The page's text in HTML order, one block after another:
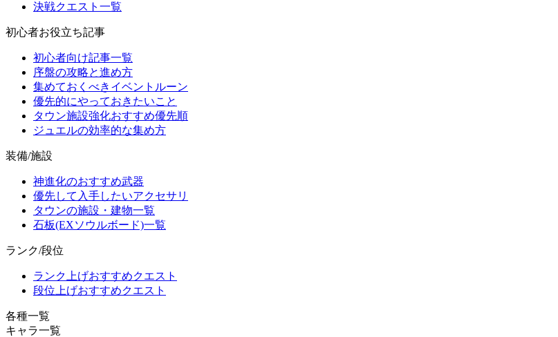
決戦クエスト一覧
初心者お役立ち記事
初心者向け記事一覧
序盤の攻略と進め方
集めておくべきイベントルーン
優先的にやっておきたいこと
タウン施設強化おすすめ優先順
ジュエルの効率的な集め方
装備/施設
神進化のおすすめ武器
優先して入手したいアクセサリ
タウンの施設・建物一覧
石板(EXソウルボード)一覧
ランク/段位
ランク上げおすすめクエスト
段位上げおすすめクエスト
各種一覧
キャラ一覧